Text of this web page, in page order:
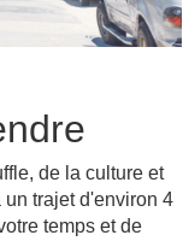
de la culture et
trajet d'environ 4
temps et de